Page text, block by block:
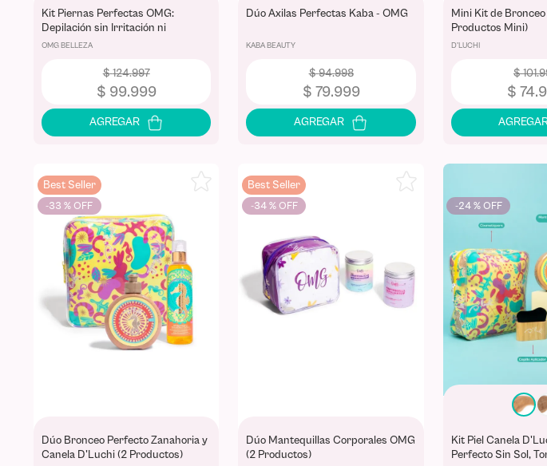
Kit Piernas Perfectas OMG:
Depilación sin Irritación ni
Cortadas
OMG BELLEZA
$ 124.997
$ 99.999
Dúo Axilas Perfectas Kaba - OMG
KABA BEAUTY
$ 94.998
$ 79.999
Mini Kit de
Productos Mini)
D'LUCHI
$ 101.
$ 74.
-33 %
Best Seller
Dúo Bronceo Perfecto Zanahoria y
Canela D'Luchi (2 Productos)
-34 %
Best Seller
Dúo Mantequillas Corporales OMG
(2 Productos)
-24 %
Kit Piel Canela
Perfecto Sin Sol,